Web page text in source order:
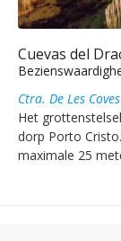
Cuevas del
Ctra. De Les Coves
Het
dorp Porto
maximale 25